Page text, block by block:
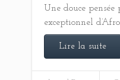
Une douce
exceptionnel
Lire la suite